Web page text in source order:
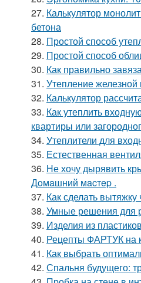
27. Калькулятор
бетона
28. Простой способ
29. Простой способ
30. Как правильно
31. Утепление
32. Калькулятор
33. Как утеплить
квартиры или
34. Утеплители для
35. Естественная
36. Не хочу дырявить
Дoмaшний мacтep .
37. Как сделать вытяжку
38. Умные решения для
39. Изделия из
40. Рецепты ФАРТУК на
41. Как выбрать
42. Спальня будущего: